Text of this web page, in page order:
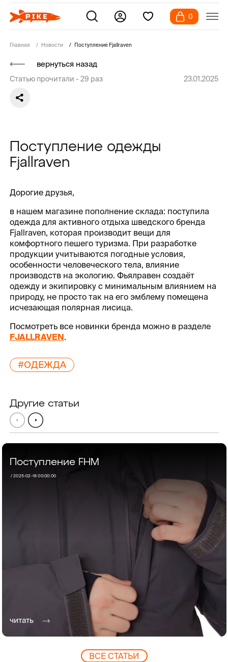
0
Главная Новости Поступление Fjallraven
вернуться назад
Статью прочитали - 29 раз 23.01.2025
Поступление одежды
Fjallraven
Дорогие друзья,
в нашем магазине пополнение склада: поступила
одежда для активного отдыха шведского бренда
Fjallraven, которая производит вещи для
комфортного пешего туризма. При разработке
продукции учитываются погодные условия,
особенности человеческого тела, влияние
производств на экологию. Фьялравен создаёт
одежду и экипировку с минимальным влиянием на
природу, не просто так на его эмблему помещена
исчезающая полярная лисица.
Посмотреть все новинки бренда можно в разделе
FJALLRAVEN.
#ОДЕЖДА
Другие статьи
Поступление FHM
/2025-02-18 00:00:00
читать
ВCЕ СТАТЬИ